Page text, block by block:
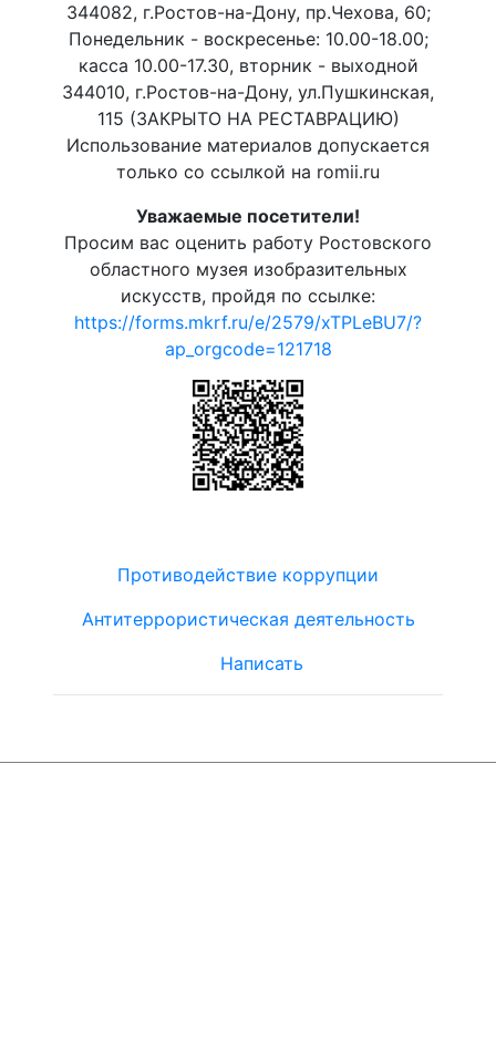
344082, г.Ростов-на-Дону, пр.Чехова, 60;
Понедельник - воскресенье: 10.00-18.00;
касса 10.00-17.30, вторник - выходной
344010, г.Ростов-на-Дону, ул.Пушкинская,
115 (ЗАКРЫТО НА РЕСТАВРАЦИЮ)
Использование материалов допускается
только со ссылкой на romii.ru
Уважаемые посетители!
Просим вас оценить работу Ростовского
областного музея изобразительных
искусств, пройдя по ссылке:
https://forms.mkrf.ru/e/2579/xTPLeBU7/?
ap_orgcode=121718
Противодействие коррупции
Антитеррористическая деятельность
Написать